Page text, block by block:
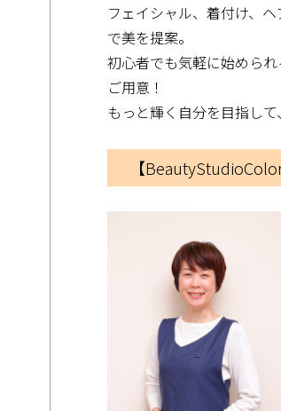
フェイシャル、着付け、
で美を提案。
初心者でも気軽に始めら
ご用意！
もっと輝く自分を目指し
【